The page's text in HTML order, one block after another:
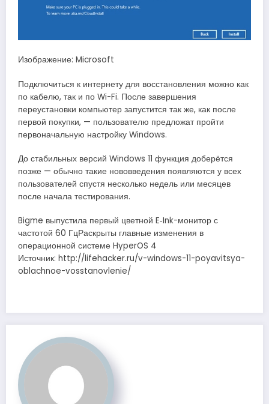
Изображение: Microsoft
Подключиться к интернету для восстановления можно как
по кабелю, так и по Wi-Fi. После завершения
переустановки компьютер запустится так же, как после
первой покупки, — пользователю предложат пройти
первоначальную настройку Windows.
До стабильных версий Windows 11 функция доберётся
позже — обычно такие нововведения появляются у всех
пользователей спустя несколько недель или месяцев
после начала тестирования.
Bigme выпустила первый цветной E‑Ink-монитор с
частотой 60 ГцРаскрыты главные изменения в
операционной системе HyperOS 4
Источник: http://lifehacker.ru/v-windows-11-poyavitsya-
oblachnoe-vosstanovlenie/